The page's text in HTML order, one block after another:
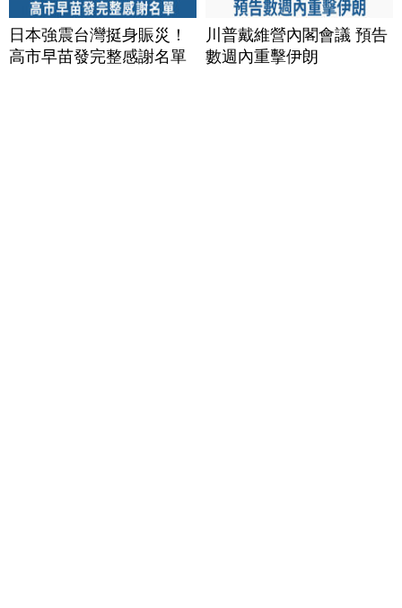
日本強震台灣挺身賑災！
高市早苗發完整感謝名單
川普戴維營內閣會議 預告
數週內重擊伊朗